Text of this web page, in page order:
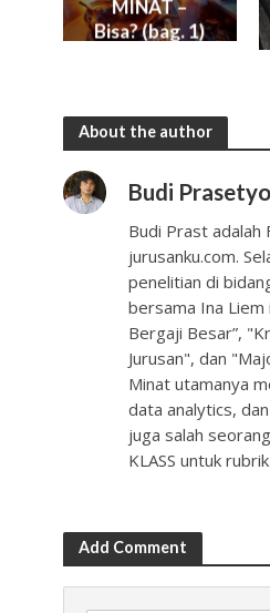
MINAT –
Bisa? (bag. 1)
About the author
Budi Prasetyo
Budi Prast adalah
jurusanku.com.
penelitian di
bersama Ina Liem
Bergaji Besar”,
Jurusan", dan
Minat utamanya
data analytics,
juga salah
KLASS untuk
Add Comment